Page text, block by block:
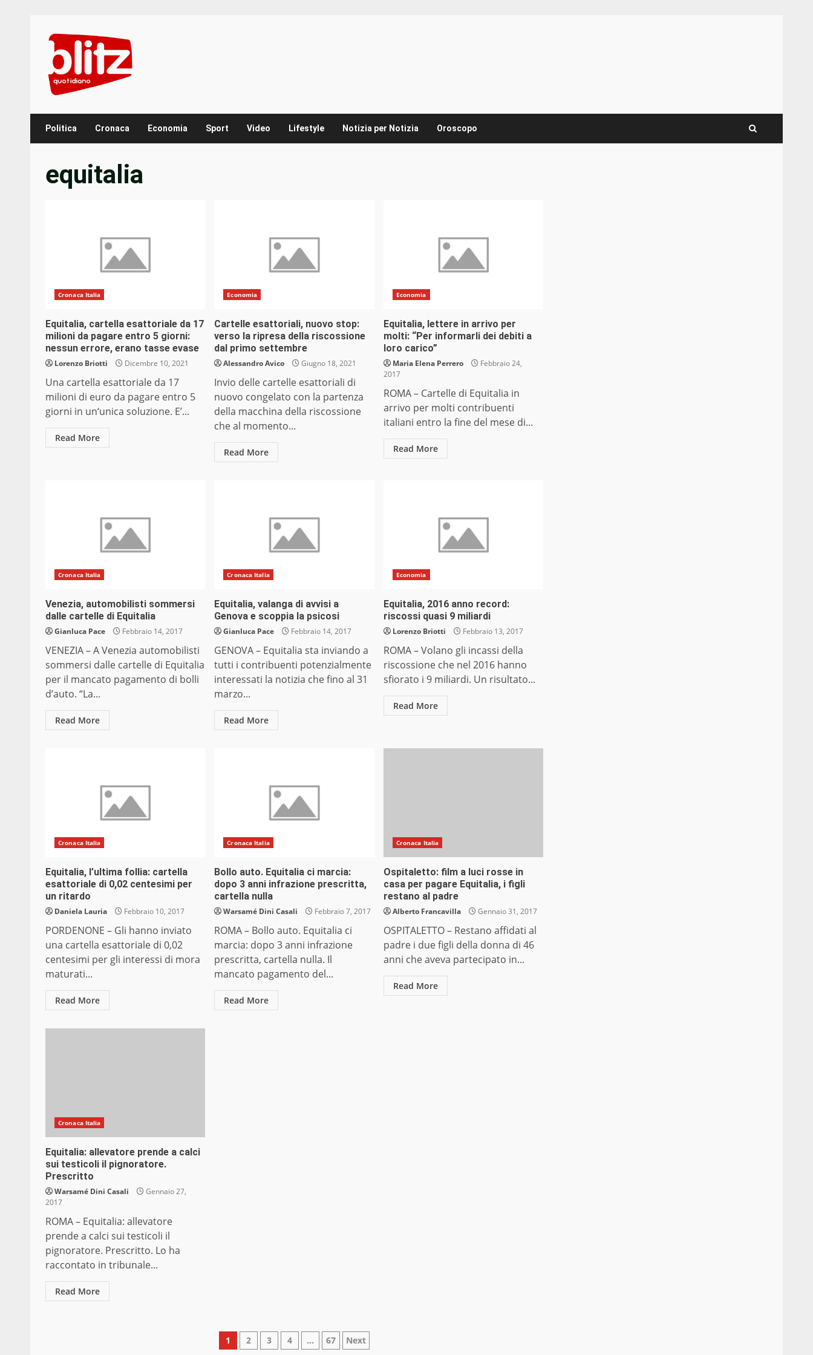
content
Politica Cronaca Economia Sport Video Lifestyle Notizia per Notizia Oroscopo
equitalia
Cronaca Italia
Equitalia, cartella esattoriale da 17
milioni da pagare entro 5 giorni:
nessun errore, erano tasse evase
Lorenzo Briotti Dicembre 10, 2021
Una cartella esattoriale da 17
milioni di euro da pagare entro 5
giorni in un‘unica soluzione. E’...
Read More
Economia
Cartelle esattoriali, nuovo stop:
verso la ripresa della riscossione
dal primo settembre
Alessandro Avico Giugno 18, 2021
Invio delle cartelle esattoriali di
nuovo congelato con la partenza
della macchina della riscossione
che al momento...
Read More
Economia
Equitalia, lettere in arrivo per
molti: “Per informarli dei debiti a
loro carico”
Maria Elena Perrero
Febbraio 24,
2017
ROMA – Cartelle di Equitalia in
arrivo per molti contribuenti
italiani entro la fine del mese di...
Read More
Cronaca Italia
Venezia, automobilisti sommersi
dalle cartelle di Equitalia
Gianluca Pace Febbraio 14, 2017
VENEZIA – A Venezia automobilisti
sommersi dalle cartelle di Equitalia
per il mancato pagamento di bolli
d’auto. “La...
Read More
Cronaca Italia
Equitalia, valanga di avvisi a
Genova e scoppia la psicosi
Gianluca Pace Febbraio 14, 2017
GENOVA – Equitalia sta inviando a
tutti i contribuenti potenzialmente
interessati la notizia che fino al 31
marzo...
Read More
Economia
Equitalia, 2016 anno record:
riscossi quasi 9 miliardi
Lorenzo Briotti Febbraio 13, 2017
ROMA – Volano gli incassi della
riscossione che nel 2016 hanno
sfiorato i 9 miliardi. Un risultato...
Read More
Cronaca Italia
Equitalia, l’ultima follia: cartella
esattoriale di 0,02 centesimi per
un ritardo
Daniela Lauria Febbraio 10, 2017
PORDENONE – Gli hanno inviato
una cartella esattoriale di 0,02
centesimi per gli interessi di mora
maturati...
Read More
Cronaca Italia
Bollo auto. Equitalia ci marcia:
dopo 3 anni infrazione prescritta,
cartella nulla
Warsamé Dini Casali Febbraio 7, 2017
ROMA – Bollo auto. Equitalia ci
marcia: dopo 3 anni infrazione
prescritta, cartella nulla. Il
mancato pagamento del...
Read More
Cronaca Italia
Ospitaletto: film a luci rosse in
casa per pagare Equitalia, i figli
restano al padre
Alberto Francavilla Gennaio 31, 2017
OSPITALETTO – Restano affidati al
padre i due figli della donna di 46
anni che aveva partecipato in...
Read More
Cronaca Italia
Equitalia: allevatore prende a calci
sui testicoli il pignoratore.
Prescritto
Warsamé Dini Casali
Gennaio 27,
2017
ROMA – Equitalia: allevatore
prende a calci sui testicoli il
pignoratore. Prescritto. Lo ha
raccontato in tribunale...
Read More
Paginazione
1 2 3 4 … 67 Next